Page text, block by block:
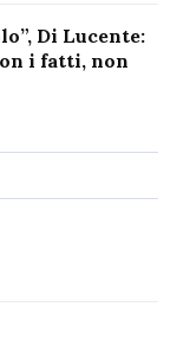
Di Lucente:
i fatti, non